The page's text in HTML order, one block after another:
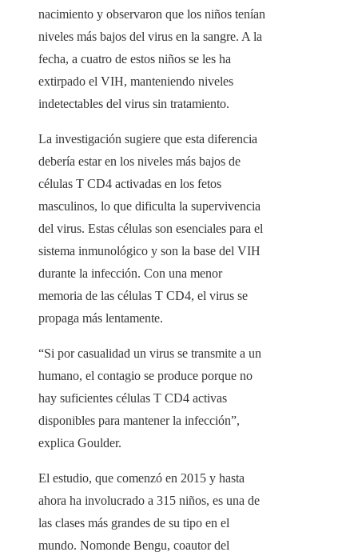
nacimiento y observaron que los niños tenían
niveles más bajos del virus en la sangre. A la
fecha, a cuatro de estos niños se les ha
extirpado el VIH, manteniendo niveles
indetectables del virus sin tratamiento.
La investigación sugiere que esta diferencia
debería estar en los niveles más bajos de
células T CD4 activadas en los fetos
masculinos, lo que dificulta la supervivencia
del virus. Estas células son esenciales para el
sistema inmunológico y son la base del VIH
durante la infección. Con una menor
memoria de las células T CD4, el virus se
propaga más lentamente.
“Si por casualidad un virus se transmite a un
humano, el contagio se produce porque no
hay suficientes células T CD4 activas
disponibles para mantener la infección”,
explica Goulder.
El estudio, que comenzó en 2015 y hasta
ahora ha involucrado a 315 niños, es una de
las clases más grandes de su tipo en el
mundo. Nomonde Bengu, coautor del